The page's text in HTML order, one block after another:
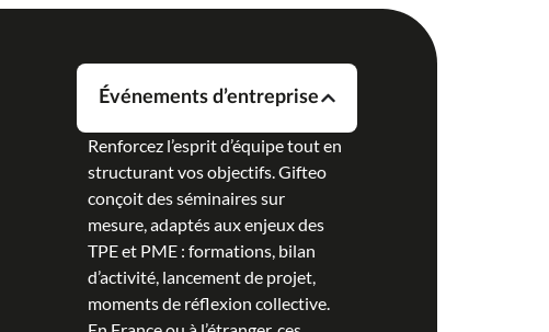
Événements d’entreprise
Renforcez l’esprit d’équipe tout en
structurant vos objectifs. Gifteo
conçoit des séminaires sur
mesure, adaptés aux enjeux des
TPE et PME : formations, bilan
d’activité, lancement de projet,
moments de réflexion collective.